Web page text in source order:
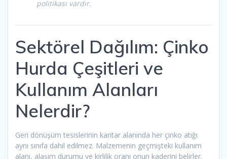
politikası vardır.
Sektörel Dağılım: Çinko
Hurda Çeşitleri ve
Kullanım Alanları
Nelerdir?
Geri dönüşüm tesislerinin kantar alanında her çinko atığı
aynı sınıfa dahil edilmez. Malzemenin geçmişteki kullanım
alanı, alaşım durumu ve kirlilik oranı onun kaderini belirler.